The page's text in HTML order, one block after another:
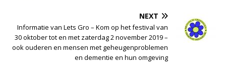
NEXT
Informatie van Lets Gro – Kom op het festival van
30 oktober tot en met zaterdag 2 november 2019 –
ook ouderen en mensen met geheugenproblemen
en dementie en hun omgeving